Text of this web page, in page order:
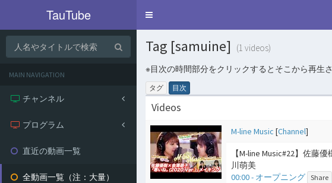
TauTube
Toggle
MAIN NAVIGATION
チャンネル
プログラム
直近の動画一覧
全動画一覧（注：大量）
Tag [samuine] (1 videos)
※目次の時間部分をクリックするとそこから再生さ
タグ 目次
Videos
M-line Music [Channel]
【M-line Music#22】佐藤
川萌美
00:00 - オープニング Share